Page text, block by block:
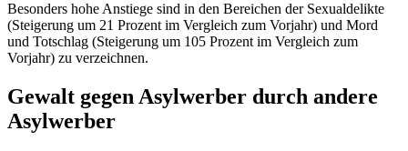
Besonders hohe Anstiege sind in den Bereichen der Sexualdelikte
(Steigerung um 21 Prozent im Vergleich zum Vorjahr) und Mord
und Totschlag (Steigerung um 105 Prozent im Vergleich zum
Vorjahr) zu verzeichnen.
Gewalt gegen Asylwerber durch andere
Asylwerber